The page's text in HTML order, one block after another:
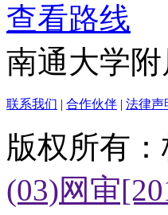
查看路线
南通大学
联系我们 | 合作伙伴 | 法律声
版权所有
(03)网审